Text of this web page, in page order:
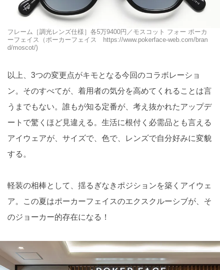
フレーム［調光レンズ仕様］各5万9400円／モスコット フォー ポーカ
ーフェイス（ポーカーフェイス https://www.pokerface-web.com/bran
d/moscot/)
以上、3つの変更点がキモとなる今回のコラボレーショ
ン。そのすべてが、着用者の気分を高めてくれることは言
うまでもない。誰もが知る定番が、考え抜かれたアップデ
ートで驚くほど見違える。生活に根付く必需品とも言える
アイウェアが、サイズで、色で、レンズで自分好みに変貌
する。
軽装の相棒として、揺るぎなきポジションを築くアイウェ
ア。この夏はポーカーフェイスのエクスクルーシブが、そ
のジョーカー的存在になる！